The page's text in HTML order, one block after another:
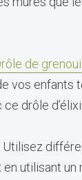
de
vos enfants
drôle
Utilisez
utilisant un